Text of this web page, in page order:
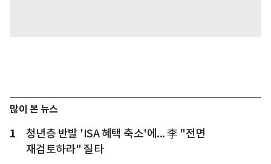
많이 본 뉴스
1
청년층 반발 'ISA 혜택 축소'에... 李 "전면
재검토하라" 질타